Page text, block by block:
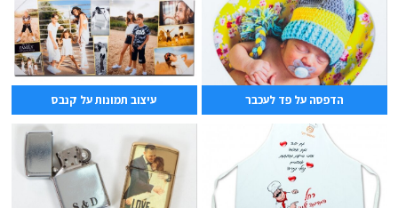
הדפסה על פד לעכבר עיצוב תמונות על קנבס